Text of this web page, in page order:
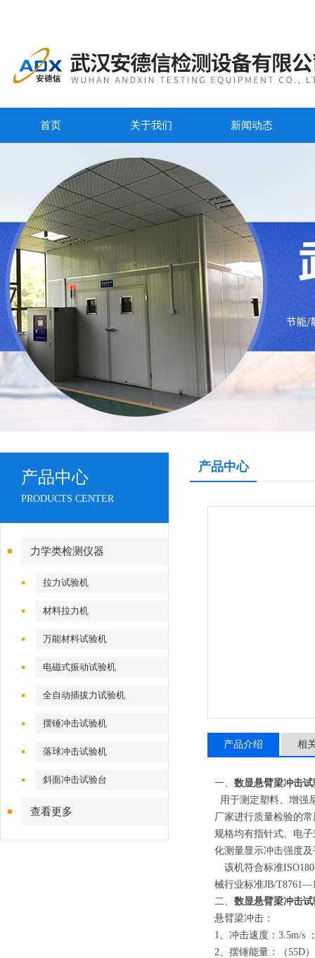
首页 关于我们 新闻动态
产品中心
PRODUCTS CENTER
力学类检测仪器
拉力试验机
材料拉力机
万能材料试验机
电磁式振动试验机
全自动插拔力试验机
摆锤冲击试验机
落球冲击试验机
斜面冲击试验台
查看更多
产品中心
产品介绍 相
一、 数显悬臂梁冲击试
用于测定塑料、增强
厂家进行质量检验的
规格均有指针式、电
化测量显示冲击强度
该机符合标准
械行业标准JB/
二、 数显悬臂梁冲击试
悬臂梁冲击：
1、冲击速度：3.5m/s
2、摆锤能量：（55D）